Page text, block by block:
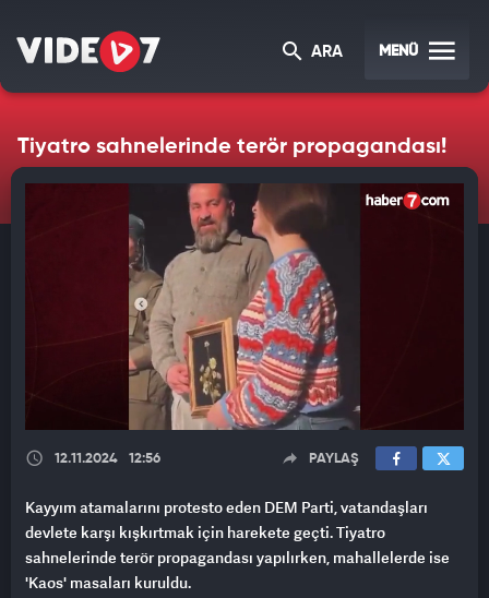
ARA MENÜ
Tiyatro sahnelerinde terör propagandası!
12.11.2024 12:56 PAYLAŞ
Kayyım atamalarını protesto eden DEM Parti, vatandaşları
devlete karşı kışkırtmak için harekete geçti. Tiyatro
sahnelerinde terör propagandası yapılırken, mahallelerde ise
'Kaos' masaları kuruldu.